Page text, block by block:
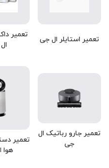
تعمیر استایلر ال جی
تعمیر
تعمیر جارو رباتیک ال
جی
تعمیر